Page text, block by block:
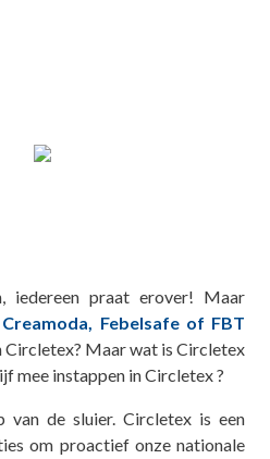
iedereen praat erover! Maar
Creamoda, Febelsafe of FBT
Circletex? Maar wat is Circletex
mee instappen in Circletex ?
van de sluier. Circletex is een
om proactief onze nationale